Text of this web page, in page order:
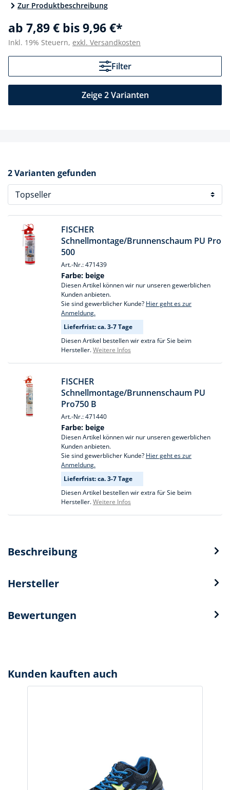
Zur Produktbeschreibung
ab 7,89 € bis 9,96 €*
Inkl. 19% Steuern, exkl. Versandkosten
Filter
Zeige 2 Varianten
2 Varianten gefunden
FISCHER
Schnellmontage/Brunnenschaum PU Pro
500
Art.-Nr.: 471439
Farbe: beige
Diesen Artikel können wir nur unseren gewerblichen
Kunden anbieten.
Sie sind gewerblicher Kunde? Hier geht es zur
Anmeldung.
Lieferfrist: ca. 3-7 Tage
Diesen Artikel bestellen wir extra für Sie beim
Hersteller.Weitere Infos
FISCHER
Schnellmontage/Brunnenschaum PU
Pro750 B
Art.-Nr.: 471440
Farbe: beige
Diesen Artikel können wir nur unseren gewerblichen
Kunden anbieten.
Sie sind gewerblicher Kunde? Hier geht es zur
Anmeldung.
Lieferfrist: ca. 3-7 Tage
Diesen Artikel bestellen wir extra für Sie beim
Hersteller.Weitere Infos
Beschreibung
Hersteller
Bewertungen
Kunden kauften auch